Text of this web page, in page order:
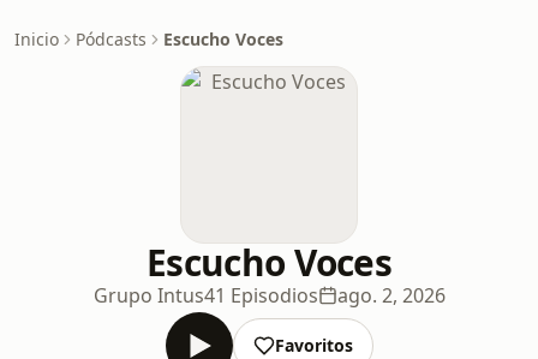
Inicio Pódcasts Escucho Voces
Escucho Voces
Grupo Intus41 Episodios ago. 2, 2026
Favoritos